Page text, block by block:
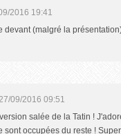
2016 19:41
devant (malgré la
09/2016 09:51
salée de la Tatin !
sont occupées du reste !